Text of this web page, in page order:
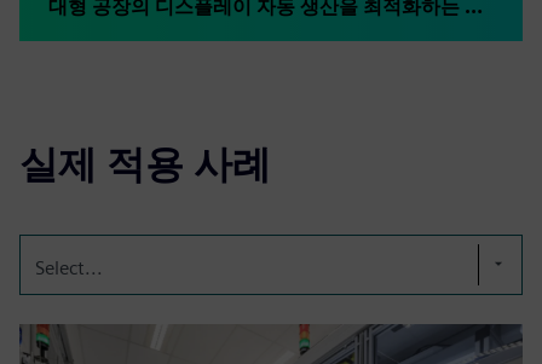
대형 공장의 디스플레이 자동 생산을 최적화하는 섀넌® @ AUMOVIO
실제 적용 사례
Select...